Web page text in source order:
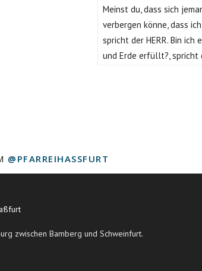
Meinst du, dass sich
verbergen könne, dass
spricht der HERR. Bin ich
und Erde erfüllt?, spricht
@PFARREIHASSFURT
zwischen Bamberg und Schweinfurt.